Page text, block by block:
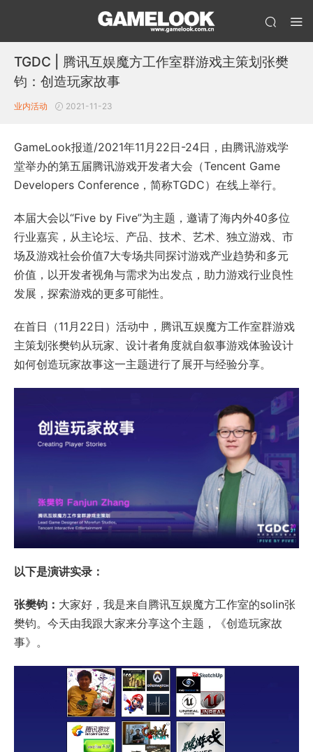
TGDC | 腾讯互娱魔方工作室群游戏主策划张樊
钧：创造玩家故事
业内活动 2021-11-23
GameLook报道/2021年11月22日-24日，由腾讯游戏学
堂举办的第五届腾讯游戏开发者大会（Tencent Game
Developers Conference，简称TGDC）在线上举行。
本届大会以“Five by Five”为主题，邀请了海内外40多位
行业嘉宾，从主论坛、产品、技术、艺术、独立游戏、市
场及游戏社会价值7大专场共同探讨游戏产业趋势和多元
价值，以开发者视角与需求为出发点，助力游戏行业良性
发展，探索游戏的更多可能性。
在首日（11月22日）活动中，腾讯互娱魔方工作室群游戏
主策划张樊钧从玩家、设计者角度就自叙事游戏体验设计
如何创造玩家故事这一主题进行了展开与经验分享。
以下是演讲实录：
张樊钧： 大家好，我是来自腾讯互娱魔方工作室的solin张
樊钧。今天由我跟大家来分享这个主题，《创造玩家故
事》。